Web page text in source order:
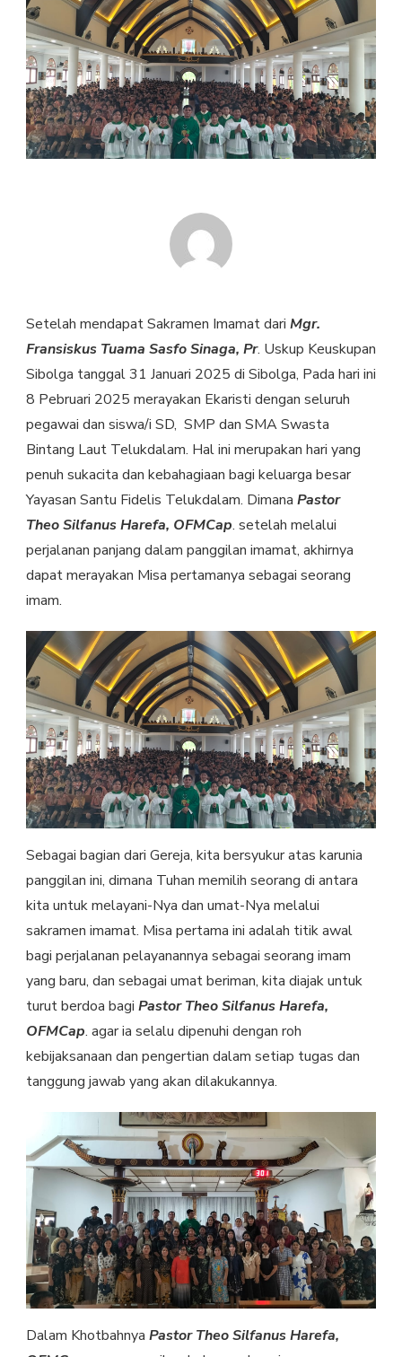
Setelah mendapat Sakramen Imamat dari Mgr.
Fransiskus Tuama Sasfo Sinaga, Pr. Uskup Keuskupan
Sibolga tanggal 31 Januari 2025 di Sibolga, Pada hari ini
8 Pebruari 2025 merayakan Ekaristi dengan seluruh
pegawai dan siswa/i SD, SMP dan SMA Swasta
Bintang Laut Telukdalam. Hal ini merupakan hari yang
penuh sukacita dan kebahagiaan bagi keluarga besar
Yayasan Santu Fidelis Telukdalam. Dimana Pastor
Theo Silfanus Harefa, OFMCap. setelah melalui
perjalanan panjang dalam panggilan imamat, akhirnya
dapat merayakan Misa pertamanya sebagai seorang
imam.
Sebagai bagian dari Gereja, kita bersyukur atas karunia
panggilan ini, dimana Tuhan memilih seorang di antara
kita untuk melayani-Nya dan umat-Nya melalui
sakramen imamat. Misa pertama ini adalah titik awal
bagi perjalanan pelayanannya sebagai seorang imam
yang baru, dan sebagai umat beriman, kita diajak untuk
turut berdoa bagi Pastor Theo Silfanus Harefa,
OFMCap. agar ia selalu dipenuhi dengan roh
kebijaksanaan dan pengertian dalam setiap tugas dan
tanggung jawab yang akan dilakukannya.
Dalam Khotbahnya Pastor Theo Silfanus Harefa,